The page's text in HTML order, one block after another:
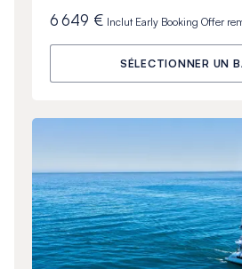
6 649 € Inclut Early Booking Offer
SÉLECTIONNER UN